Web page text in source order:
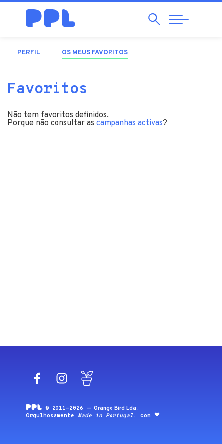
Pesquisar
Abrir
Navegação
PERFIL OS MEUS FAVORITOS
Favoritos
Não tem favoritos definidos.
Porque não consultar as campanhas activas?
FacebookInstagram
© 2011-2026 —Orange Bird Lda .
Orgulhosamente Made in Portugal , com